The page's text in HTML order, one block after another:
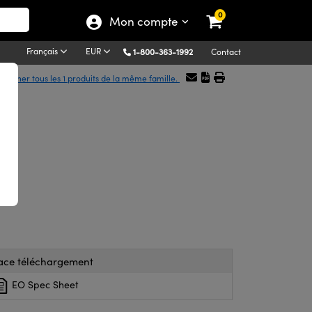
Mon compte 0
Français EUR 1-800-363-1992 Contact
Afficher tous les 1 produits de la même famille.
téléchargement
EO Spec Sheet